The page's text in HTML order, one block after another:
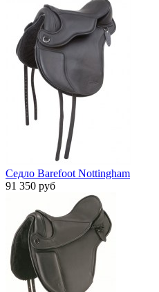
Седло Barefoot Nottingham
91 350 руб